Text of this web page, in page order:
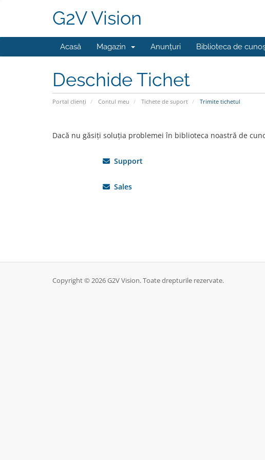
G2V Vision
Acasă Magazin Anunțuri Biblioteca de
Deschide Tichet
Portal clienți Contul meu Tichete de suport Trimite tichetul
Dacă nu găsiți soluția problemei în biblioteca noastră de
Support
Sales
Copyright © 2026 G2V Vision. Toate drepturile rezervate.